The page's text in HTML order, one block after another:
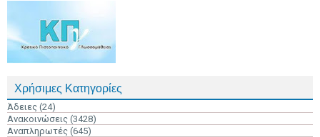
Χρήσιμες Κατηγορίες
Άδειες (24)
Ανακοινώσεις (3428)
Αναπληρωτές (645)